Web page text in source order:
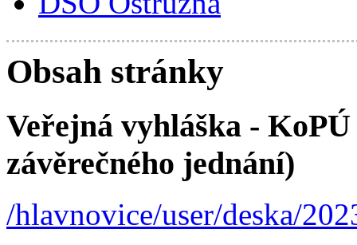
Obsah stránky
Veřejná vyhláška -
závěrečného jednání)
/hlavnovice/user/deska/